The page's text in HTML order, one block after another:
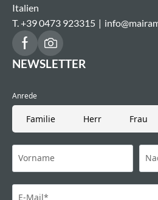
Italien
T. +39 0473 923315 | info@
NEWSLETTER
Anrede
Familie Herr Frau
Vorname
E-Mail*